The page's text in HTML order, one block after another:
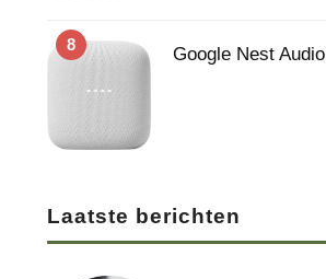
8 Google Nest Audio
Laatste berichten